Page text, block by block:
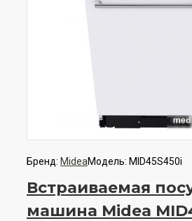
Бренд: MideaМодель: MID45S450i
Встраиваемая
машина Midea